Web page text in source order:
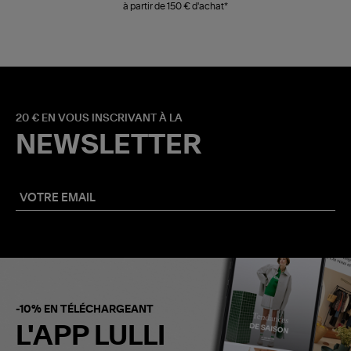
à partir de 150 € d'achat*
20 € EN VOUS INSCRIVANT À LA
NEWSLETTER
-10% EN TÉLÉCHARGEANT
L'APP LULLI